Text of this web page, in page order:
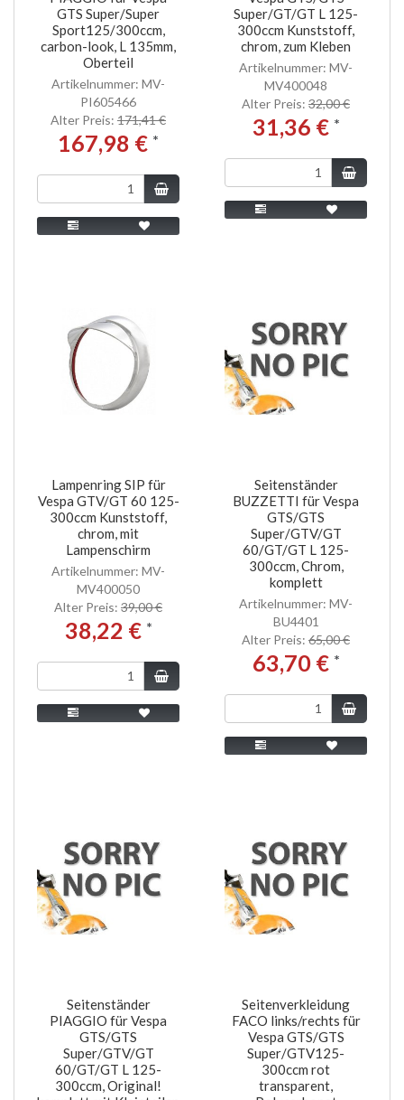
GTS Super/Super
Sport125/300ccm,
carbon-look, L 135mm,
Oberteil
Artikelnummer: MV-
PI605466
Alter Preis: 171,41 €
167,98 € *
Super/GT/GT L 125-
300ccm Kunststoff,
chrom, zum Kleben
Artikelnummer: MV-
MV400048
Alter Preis: 32,00 €
31,36 € *
Lampenring SIP für
Vespa GTV/GT 60 125-
300ccm Kunststoff,
chrom, mit
Lampenschirm
Artikelnummer: MV-
MV400050
Alter Preis: 39,00 €
38,22 € *
Seitenständer
BUZZETTI für Vespa
GTS/GTS
Super/GTV/GT
60/GT/GT L 125-
300ccm, Chrom,
komplett
Artikelnummer: MV-
BU4401
Alter Preis: 65,00 €
63,70 € *
Seitenständer
PIAGGIO für Vespa
GTS/GTS
Super/GTV/GT
60/GT/GT L 125-
300ccm, Original!
Seitenverkleidung
FACO links/rechts für
Vespa GTS/GTS
Super/GTV125-
300ccm rot
transparent,